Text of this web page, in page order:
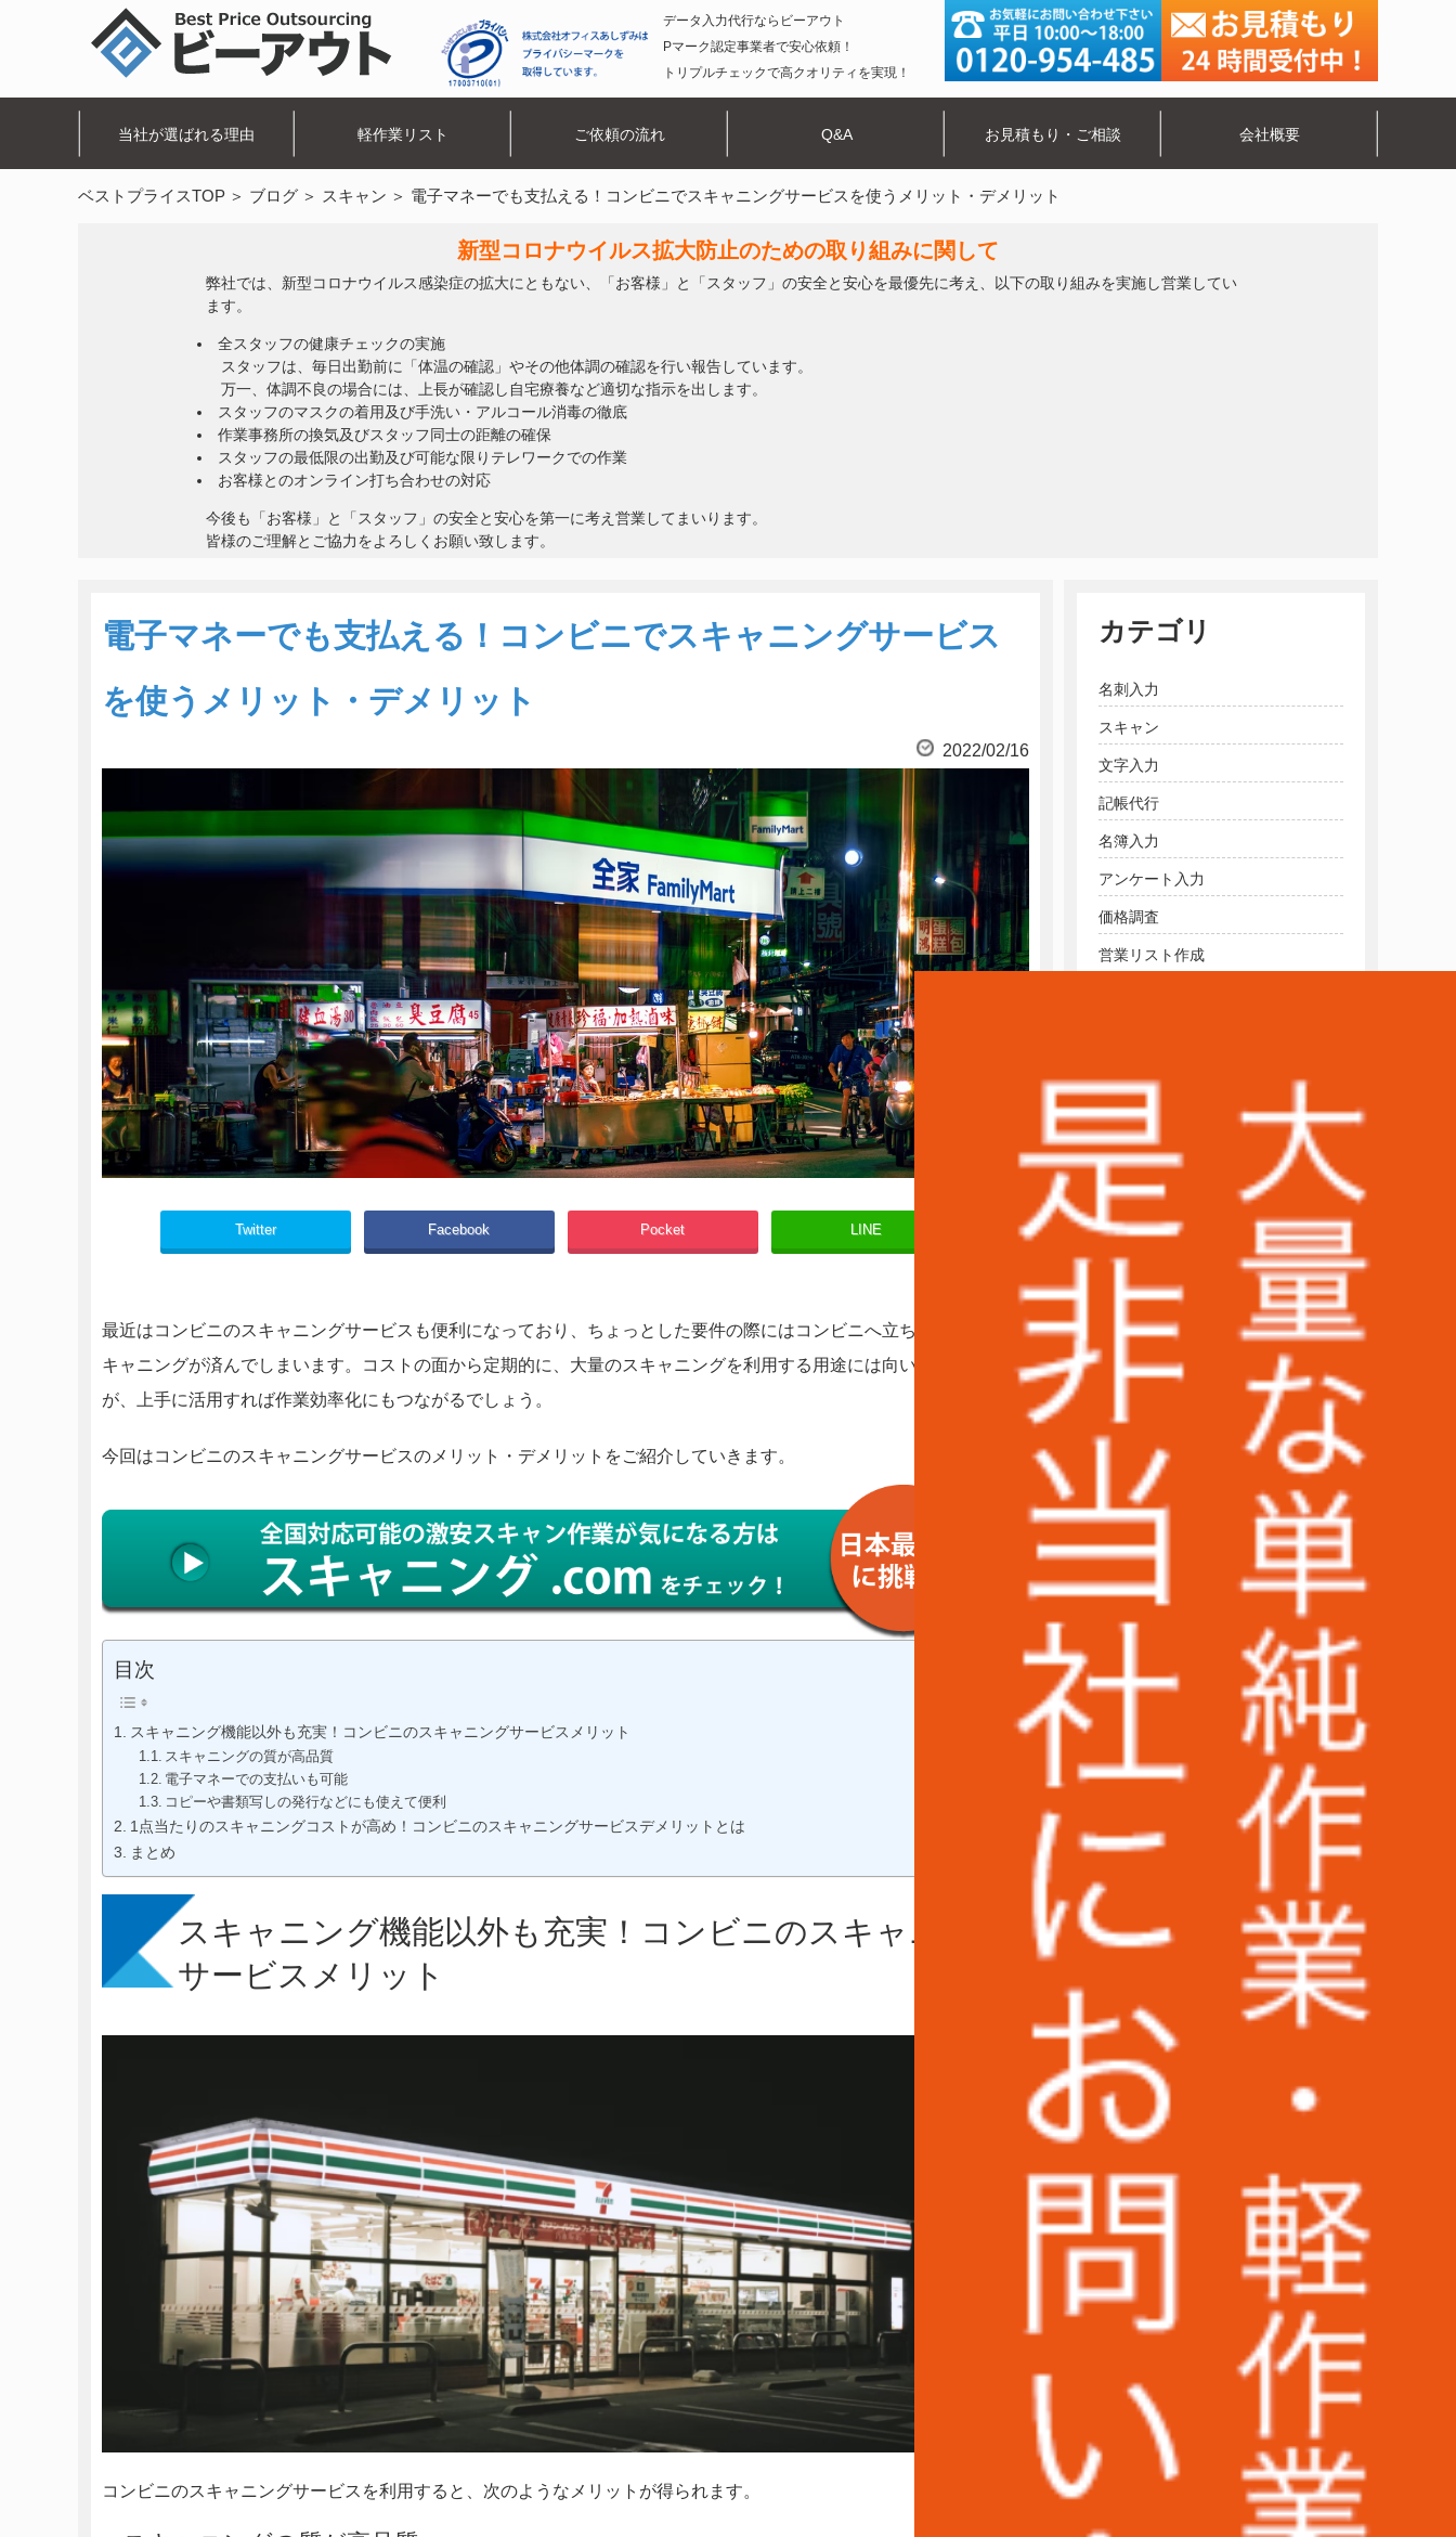
データ入力代行ならビーアウト
Pマーク認定事業者で安心依頼！
トリプルチェックで高クオリティを実現！
当社が選ばれる理由 軽作業リスト ご依頼の流れ Q&A お見積もり・ご相談 会社概要
ベストプライスTOP ブログ スキャン 電子マネーでも支払える！コンビニでスキャニングサービスを使うメリット・デメリット
新型コロナウイルス拡大防止のための取り組みに関して
弊社では、新型コロナウイルス感染症の拡大にともない、「お客様」と「スタッフ」の安全と安心を最優先に考え、以下の取り組みを実施し営業してい
ます。
全スタッフの健康チェックの実施
スタッフは、毎日出勤前に「体温の確認」やその他体調の確認を行い報告しています。
万一、体調不良の場合には、上長が確認し自宅療養など適切な指示を出します。
スタッフのマスクの着用及び手洗い・アルコール消毒の徹底
作業事務所の換気及びスタッフ同士の距離の確保
スタッフの最低限の出勤及び可能な限りテレワークでの作業
お客様とのオンライン打ち合わせの対応
今後も「お客様」と「スタッフ」の安全と安心を第一に考え営業してまいります。
皆様のご理解とご協力をよろしくお願い致します。
電子マネーでも支払える！コンビニでスキャニングサービス
を使うメリット・デメリット
2022/02/16
Twitter Facebook Pocket LINE
最近はコンビニのスキャニングサービスも便利になっており、ちょっとした要件の際にはコンビニへ立ち寄るだけでス
キャニングが済んでしまいます。コストの面から定期的に、大量のスキャニングを利用する用途には向いていません
が、上手に活用すれば作業効率化にもつながるでしょう。
今回はコンビニのスキャニングサービスのメリット・デメリットをご紹介していきます。
目次
スキャニング機能以外も充実！コンビニのスキャニングサービスメリット
スキャニングの質が高品質
電子マネーでの支払いも可能
コピーや書類写しの発行などにも使えて便利
1点当たりのスキャニングコストが高め！コンビニのスキャニングサービスデメリットとは
まとめ
スキャニング機能以外も充実！コンビニのスキャニング
サービスメリット
コンビニのスキャニングサービスを利用すると、次のようなメリットが得られます。
カテゴリ
名刺入力
スキャン
文字入力
記帳代行
名簿入力
アンケート入力
価格調査
営業リスト作成
お取引実績
株式会社ミスミ様
株式会社アスクル様
ミズノ株式会社様
株式会社ベイシア電器様
トランスコスモス株式会社様
Appier Japan株式会社様
株式会社ラクーンホールディングス様
アライ電機産業株式会社様
株式会社いつも.様
株式会社ピーエスシー様
AuB株式会社様
株式会社パトライト様
株式会社二木ゴルフ様
野村不動産パートナーズ株式会社様